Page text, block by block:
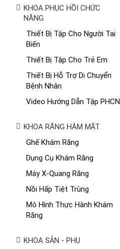
KHOA PHỤC HỒI CHỨC
NĂNG
Thiết Bị Tập Cho Người Tai
Biến
Thiết Bị Tập Cho Trẻ Em
Thiết Bị Hỗ Trợ Di Chuyển
Bệnh Nhân
Video Hướng Dẫn Tập PHCN
KHOA RĂNG HÀM MẶT
Ghế Khám Răng
Dụng Cụ Khám Răng
Máy X-Quang Răng
Nồi Hấp Tiệt Trùng
Mô Hình Thực Hành Khám
Răng
KHOA SẢN - PHỤ